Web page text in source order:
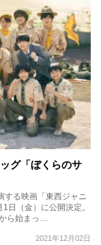
グ「ぼくらのサ
する映画「東西ジャニ
日（金）に公開決定。
ら始まっ…
2021年12月02日